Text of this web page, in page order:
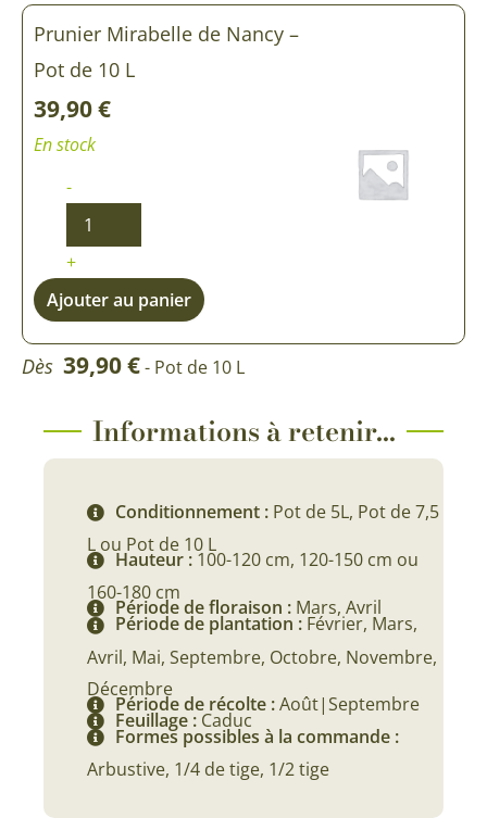
Prunier Mirabelle de Nancy –
Pot de 10 L
39,90€
En stock
-
+
Ajouter au panier
Dès 39,90€- Pot de 10 L
Informations à retenir...
Conditionnement : Pot de 5L, Pot de 7,5
L ou Pot de 10 L
Hauteur : 100-120 cm, 120-150 cm ou
160-180 cm
Période de floraison : Mars, Avril
Période de plantation : Février, Mars,
Avril, Mai, Septembre, Octobre, Novembre,
Décembre
Période de récolte :Août|Septembre
Feuillage : Caduc
Formes possibles à la commande :
Arbustive, 1/4 de tige, 1/2 tige